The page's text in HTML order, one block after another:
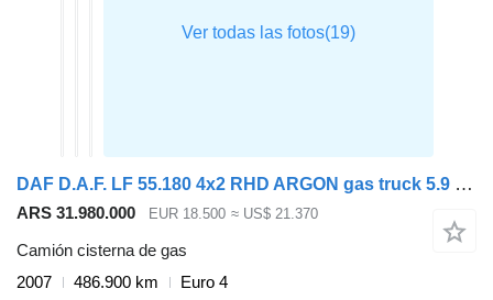
DAF D.A.F. LF 55.180 4x2 RHD ARGON gas truck 5.9 m3
ARS 31.980.000 EUR 18.500 ≈ US$ 21.370
Camión cisterna de gas
2007
486.900 km
Euro 4